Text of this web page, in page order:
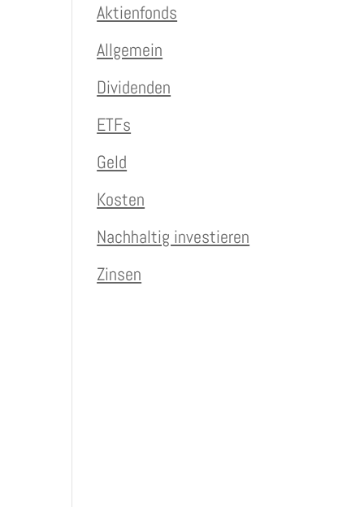
Aktienfonds
Allgemein
Dividenden
ETFs
Geld
Kosten
Nachhaltig investieren
Zinsen